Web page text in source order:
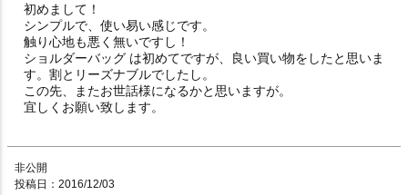
初めまして！
シンプルで、使い易い感じです。
触り心地も悪く無いですし！
ショルダーバッグ は初めてですが、良い買い物をしたと思いま
す。割とリーズナブルでしたし。
この先、またお世話様になるかと思いますが。
非公開
投稿日
2016/12/03